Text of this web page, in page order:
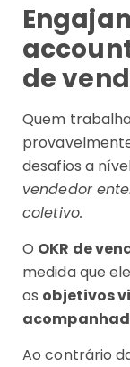
de
Quem
desafios a
vendedor
coletivo.
O OKR de
medida que
os objetivos
Ao contrário